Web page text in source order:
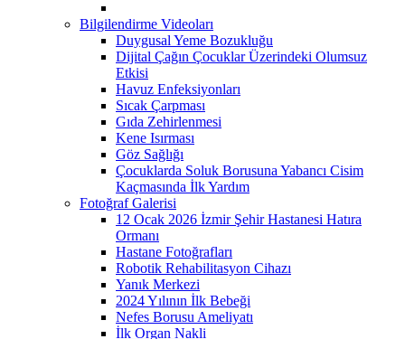
Bilgilendirme Videoları
Duygusal Yeme Bozukluğu
Dijital Çağın Çocuklar Üzerindeki Olumsuz
Etkisi
Havuz Enfeksiyonları
Sıcak Çarpması
Gıda Zehirlenmesi
Kene Isırması
Göz Sağlığı
Çocuklarda Soluk Borusuna Yabancı Cisim
Kaçmasında İlk Yardım
Fotoğraf Galerisi
12 Ocak 2026 İzmir Şehir Hastanesi Hatıra
Ormanı
Hastane Fotoğrafları
Robotik Rehabilitasyon Cihazı
Yanık Merkezi
2024 Yılının İlk Bebeği
Nefes Borusu Ameliyatı
İlk Organ Nakli